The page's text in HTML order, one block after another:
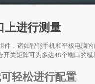
上进行测量
，诸如智能手机和平板电脑的
开关矩阵可为多达48个端口的
轻松进行配置